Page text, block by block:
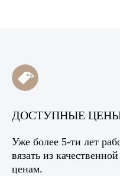
ДОСТУПНЫЕ
Уже более 5-ти лет
вязать из
ценам.